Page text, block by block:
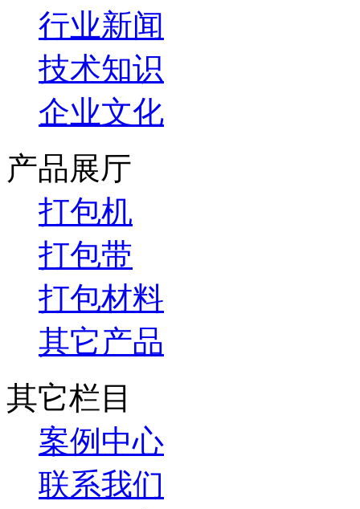
行业新闻
技术知识
企业文化
产品展厅
打包机
打包带
打包材料
其它产品
其它栏目
案例中心
联系我们